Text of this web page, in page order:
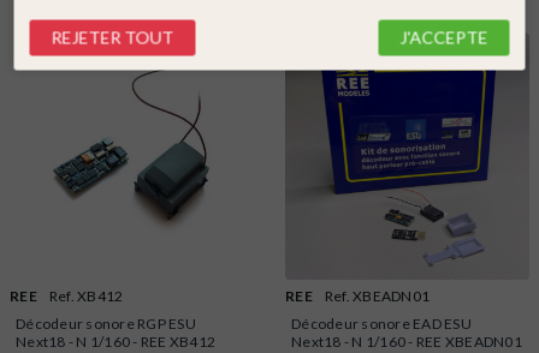
REE
Ref. XB412
Décodeur sonore RGP ESU
Next18 - N 1/160 - REE XB412
REE
Ref. XBEADN01
Décodeur sonore EAD ESU
Next18 - N 1/160 - REE XBEADN01
REJETER TOUT J'ACCEPTE